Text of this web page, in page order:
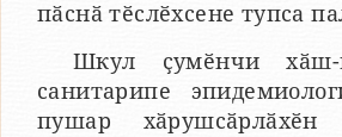
пӑснӑ тӗслӗхсене тупса
Шкул ҫумӗнчи хӑш-
санитарипе
пушар хӑрушсӑрлӑхӗн